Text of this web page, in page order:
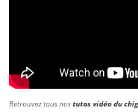
Retrouvez tous nostutos vidéo du